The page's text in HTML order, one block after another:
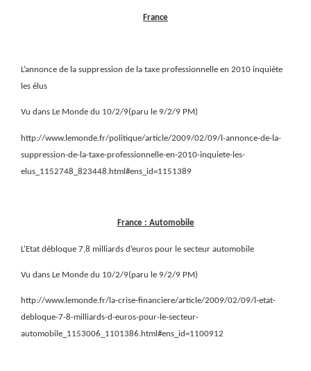
France
L’annonce de la suppression de la taxe professionnelle en 2010 inquiète
les élus
Vu dans Le Monde du 10/2/9(paru le 9/2/9 PM)
http://www.lemonde.fr/politique/article/2009/02/09/l-annonce-de-la-
suppression-de-la-taxe-professionnelle-en-2010-inquiete-les-
elus_1152748_823448.html#ens_id=1151389
France : Automobile
L’Etat débloque 7,8 milliards d’euros pour le secteur automobile
Vu dans Le Monde du 10/2/9(paru le 9/2/9 PM)
http://www.lemonde.fr/la-crise-financiere/article/2009/02/09/l-etat-
debloque-7-8-milliards-d-euros-pour-le-secteur-
automobile_1153006_1101386.html#ens_id=1100912